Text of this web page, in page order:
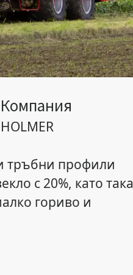
Компания
HOLMER
тръбни профили
с 20%, като така
гориво и